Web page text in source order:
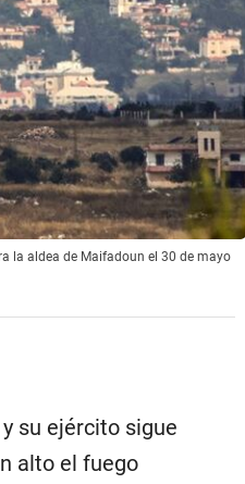
la aldea de Maifadoun el 30 de mayo
su ejército sigue
alto el fuego